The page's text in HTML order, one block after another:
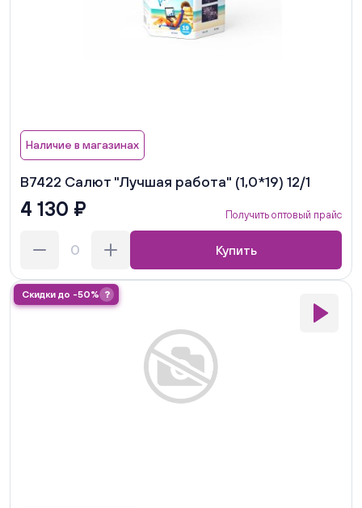
Наличие в магазинах
В7422 Салют "Лучшая работа" (1,0*19) 12/1
4 130 ₽ Получить оптовый прайс
Купить
Скидки до -50% ?